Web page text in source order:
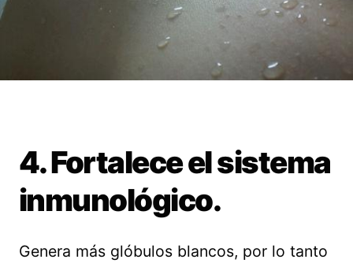
4. Fortalece el sistema
inmunológico.
Genera más glóbulos blancos, por lo tanto